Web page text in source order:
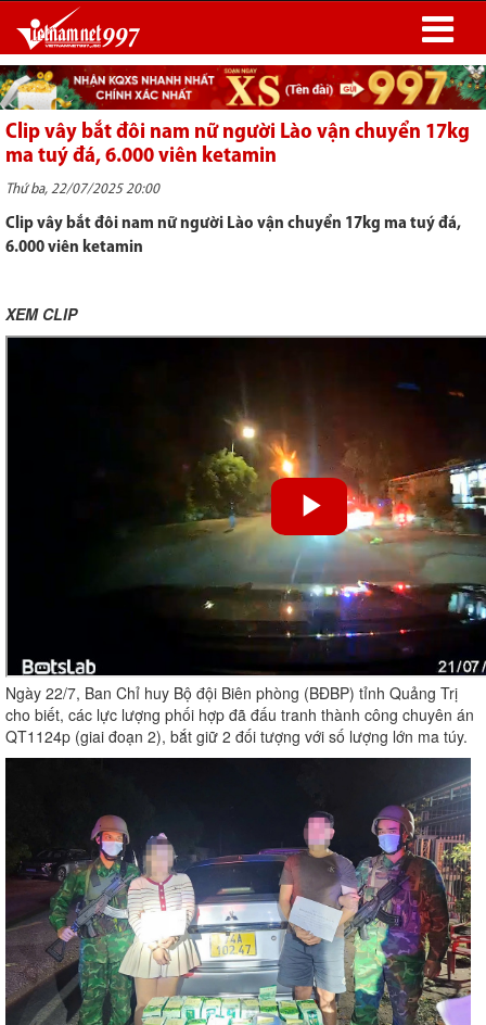
Clip vây bắt đôi nam nữ người Lào vận chuyển 17kg
ma tuý đá, 6.000 viên ketamin
Thứ ba, 22/07/2025 20:00
Clip vây bắt đôi nam nữ người Lào vận chuyển 17kg ma tuý đá,
6.000 viên ketamin
XEM CLIP
Ngày 22/7, Ban Chỉ huy Bộ đội Biên phòng (BĐBP) tỉnh Quảng Trị
cho biết, các lực lượng phối hợp đã đấu tranh thành công chuyên án
QT1124p (giai đoạn 2), bắt giữ 2 đối tượng với số lượng lớn ma túy.